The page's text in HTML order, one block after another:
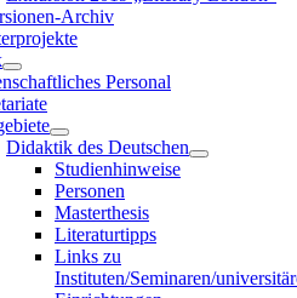
Archiv
Personal
Didaktik des Deutschen
Studienhinweise
Personen
Masterthesis
Literaturtipps
Links zu
Instituten/Seminaren/